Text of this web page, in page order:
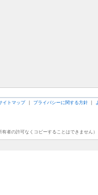
イトマップ | プライバシーに関する方針 |
の許可なくコピーすることはできません）